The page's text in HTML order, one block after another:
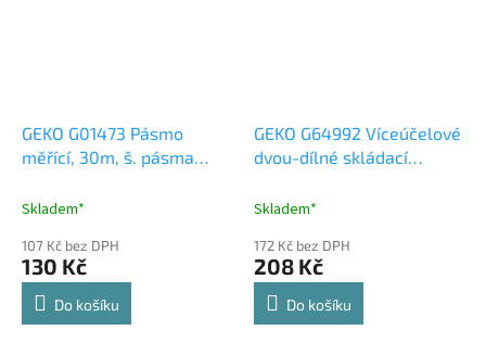
GEKO G01473 Pásmo
měřící, 30m, š. pásma
Skladem*
107 Kč bez DPH
130 Kč
Do košíku
GEKO G64992 Víceúčelové
dvou-dílné skládací
Skladem*
172 Kč bez DPH
208 Kč
Do košíku